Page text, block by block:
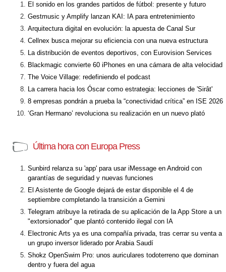
El sonido en los grandes partidos de fútbol: presente y futuro
Gestmusic y Amplify lanzan KAI: IA para entretenimiento
Arquitectura digital en evolución: la apuesta de Canal Sur
Cellnex busca mejorar su eficiencia con una nueva estructura
La distribución de eventos deportivos, con Eurovision Services
Blackmagic convierte 60 iPhones en una cámara de alta velocidad
The Voice Village: redefiniendo el podcast
La carrera hacia los Óscar como estrategia: lecciones de 'Sirât'
8 empresas pondrán a prueba la “conectividad crítica” en ISE 2026
‘Gran Hermano’ revoluciona su realización en un nuevo plató
Última hora con Europa Press
Sunbird relanza su 'app' para usar iMessage en Android con
garantías de seguridad y nuevas funciones
El Asistente de Google dejará de estar disponible el 4 de
septiembre completando la transición a Gemini
Telegram atribuye la retirada de su aplicación de la App Store a un
"extorsionador" que plantó contenido ilegal con IA
Electronic Arts ya es una compañía privada, tras cerrar su venta a
un grupo inversor liderado por Arabia Saudí
Shokz OpenSwim Pro: unos auriculares todoterreno que dominan
dentro y fuera del agua